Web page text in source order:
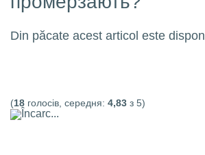
Din păcate acest articol este
(18 голосів, середня: 4,83 з 5)
Încarc...